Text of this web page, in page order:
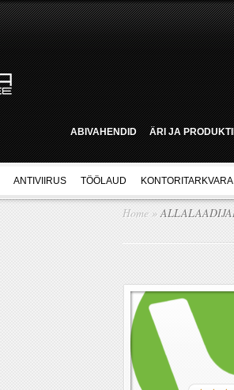
ABIVAHENDID ÄRI JA
ANTIVIIRUS TÖÖLAUD KONTORITARKVARA
Home »